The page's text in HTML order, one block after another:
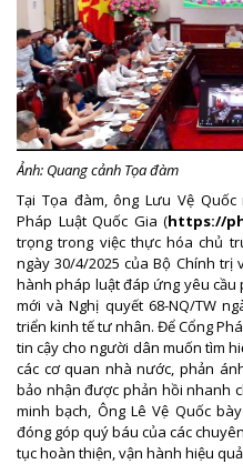
Ảnh: Quang cảnh Tọa đàm
Tại Tọa đàm, ông Lưu Vệ
Pháp Luật Quốc Gia (https://
trọng trong việc thực hóa chủ
ngày 30/4/2025 của Bộ Chính
hành pháp luật đáp ứng yêu
mới và Nghị quyết 68-NQ/TW
triển kinh tế tư nhân. Để Cổng
tin cậy cho người dân muốn tìm
các cơ quan nhà nước, phản
bảo nhận được phản hồi nhanh
minh bạch, Ông Lê Vệ Quốc
đóng góp quý báu của các
tục hoàn thiện, vận hành hiệu